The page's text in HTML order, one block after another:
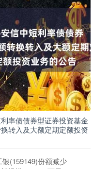
率债债券型证券投资基金
转入及大额定期定额投资
(159149)份额减少